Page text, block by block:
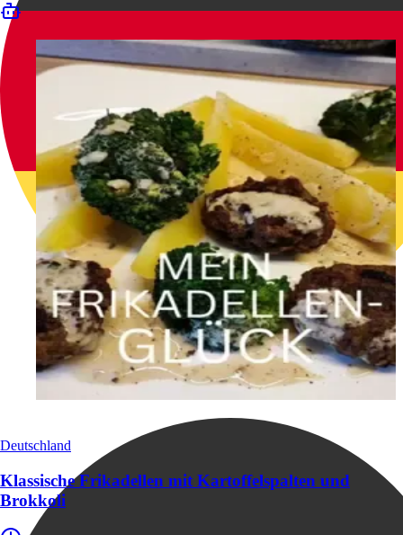
Deutschland
Klassische Frikadellen mit Kartoffelspalten und
Brokkoli